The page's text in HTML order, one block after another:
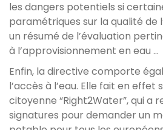
les dangers potentiels si
paramétriques sur la qualité de
un résumé de l’évaluation
à l’approvisionnement en eau …
Enfin, la directive comporte
l’accès à l’eau. Elle fait en effet
citoyenne “Right2Water”, qui a
signatures pour demander un